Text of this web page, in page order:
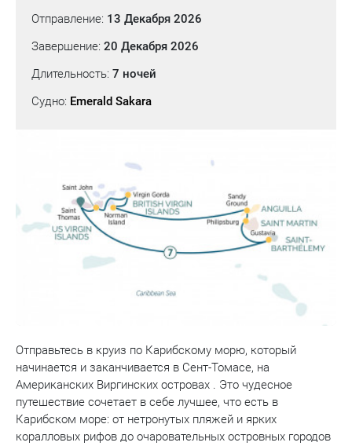
Отправление: 13 Декабря 2026
Завершение: 20 Декабря 2026
Длительность: 7 ночей
Судно: Emerald Sakara
Отправьтесь в круиз по Карибскому морю, который
начинается и заканчивается в Сент-Томасе, на
Американских Виргинских островах . Это чудесное
путешествие сочетает в себе лучшее, что есть в
Карибском море: от нетронутых пляжей и ярких
коралловых рифов до очаровательных островных городов